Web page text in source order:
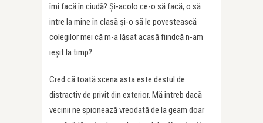
îmi facă în ciudă? Și-acolo ce-o să facă, o să
intre la mine în clasă și-o să le povestească
colegilor mei că m-a lăsat acasă fiindcă n-am
ieșit la timp?
Cred că toată scena asta este destul de
distractiv de privit din exterior. Mă întreb dacă
vecinii ne spionează vreodată de la geam doar